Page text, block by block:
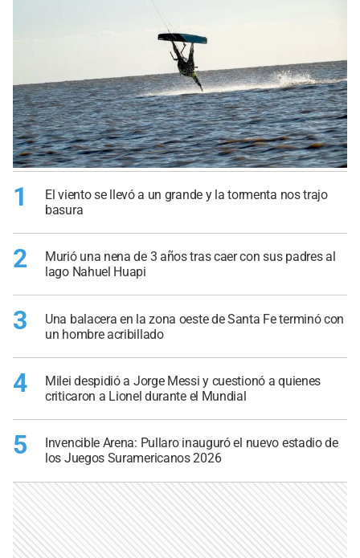
1
El viento se llevó a un grande y la tormenta nos trajo
basura
2
Murió una nena de 3 años tras caer con sus padres al
lago Nahuel Huapi
3
Una balacera en la zona oeste de Santa Fe terminó con
un hombre acribillado
4
Milei despidió a Jorge Messi y cuestionó a quienes
criticaron a Lionel durante el Mundial
5
Invencible Arena: Pullaro inauguró el nuevo estadio de
los Juegos Suramericanos 2026